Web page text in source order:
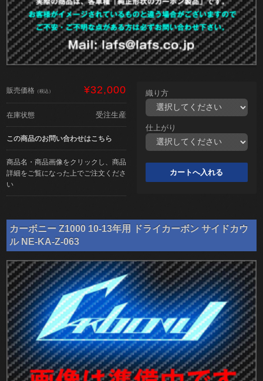
販売価格 （税込） ¥32,000
在庫状態 受注生産
この商品のお問い合わせはこちら
商品名・商品画像をクリックし、商品
詳細をご覧になった上でご注文くださ
い
織り方
仕上がり
カーボニー Z1000 10-13年用 ドライカーボン サイドカウ
ル NE-KA-Z-063